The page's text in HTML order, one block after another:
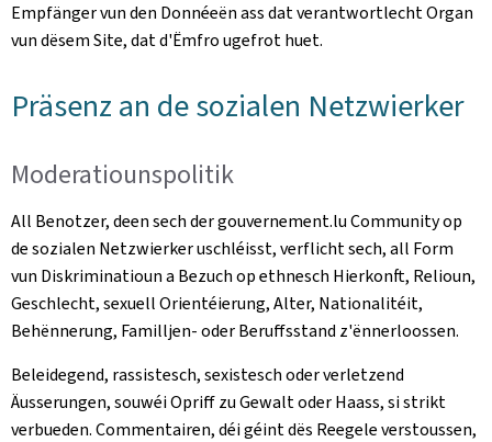
Empfänger vun den Donnéeën ass dat verantwortlecht Organ
vun dësem Site, dat d'Ëmfro ugefrot huet.
Präsenz an de sozialen Netzwierker
Moderatiounspolitik
All Benotzer, deen sech der gouvernement.lu Community op
de sozialen Netzwierker uschléisst, verflicht sech, all Form
vun Diskriminatioun a Bezuch op ethnesch Hierkonft, Relioun,
Geschlecht, sexuell Orientéierung, Alter, Nationalitéit,
Behënnerung, Familljen- oder Beruffsstand z'ënnerloossen.
Beleidegend, rassistesch, sexistesch oder verletzend
Äusserungen, souwéi Opriff zu Gewalt oder Haass, si strikt
verbueden. Commentairen, déi géint dës Reegele verstoussen,